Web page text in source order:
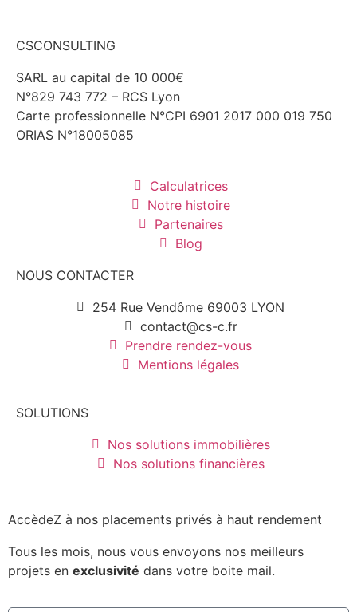
CSCONSULTING
SARL au capital de 10 000€
N°829 743 772 – RCS Lyon
Carte professionnelle N°CPI 6901 2017 000 019 750
ORIAS N°18005085
Calculatrices
Notre histoire
Partenaires
Blog
NOUS CONTACTER
254 Rue Vendôme 69003 LYON
contact@cs-c.fr
Prendre rendez-vous
Mentions légales
SOLUTIONS
Nos solutions immobilières
Nos solutions financières
AccèdeZ à nos placements privés à haut rendement
Tous les mois, nous vous envoyons nos meilleurs
projets en exclusivité dans votre boite mail.